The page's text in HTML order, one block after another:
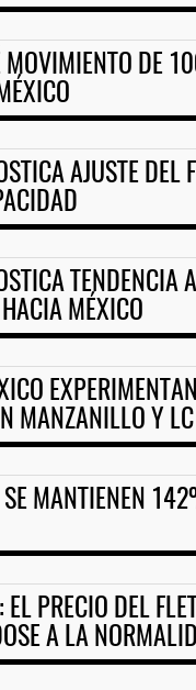
MOVIMIENTO DE
AJUSTE DEL
TENDENCIA
MÉXICO
MANZANILLO Y LC
SE MANTIENEN
EL PRECIO DEL
A LA